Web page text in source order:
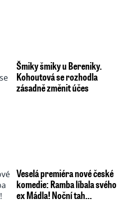
Šmiky šmiky u Bereniky.
Kohoutová se rozhodla
zásadně změnit účes
Veselá premiéra nové české
komedie: Ramba líbala svého
ex Mádla! Noční tah…